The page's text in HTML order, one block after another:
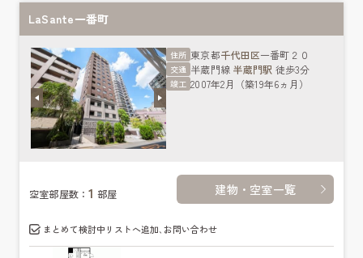
LaSante一番町
住所 東京都千代田区一番町２０
交通 半蔵門線 半蔵門駅 徒歩3分
竣工 2007年2月（築19年6ヵ月）
空室部屋数：1 部屋 建物・空室一覧
まとめて検討中リストへ追加､お問い合わせ